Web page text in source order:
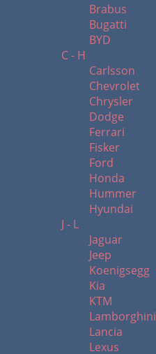
Brabus
Bugatti
BYD
C - H
Carlsson
Chevrolet
Chrysler
Dodge
Ferrari
Fisker
Ford
Honda
Hummer
Hyundai
J - L
Jaguar
Jeep
Koenigsegg
Kia
KTM
Lamborghini
Lancia
Lexus